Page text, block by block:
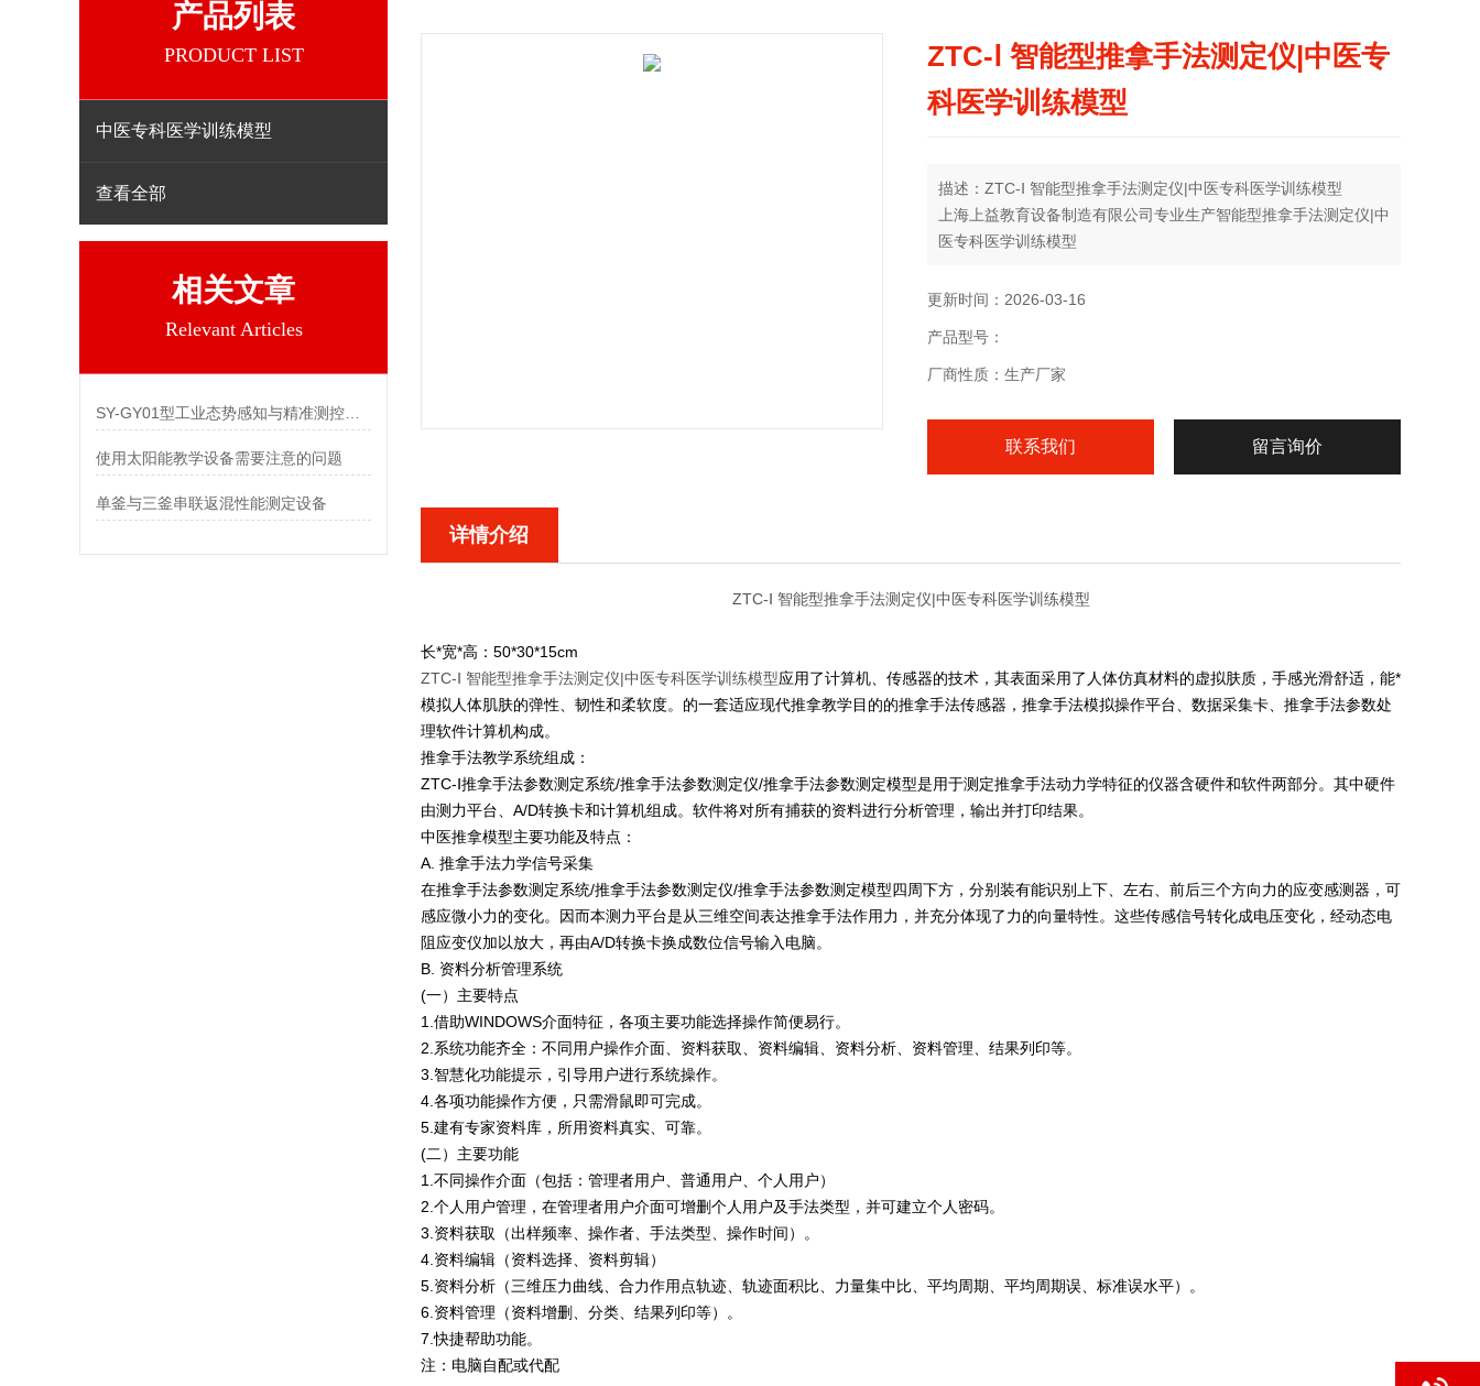
产品列表
PRODUCT LIST
中医专科医学训练模型
查看全部
相关文章
Relevant Articles
SY-GY01型工业态势感知与精准测控系统平台
使用太阳能教学设备需要注意的问题
单釜与三釜串联返混性能测定设备
ZTC-Ⅰ 智能型推拿手法测定仪|中医专
科医学训练模型
描述：ZTC-Ⅰ 智能型推拿手法测定仪|中医专科医学训练模型
上海上益教育设备制造有限公司专业生产智能型推拿手法测定仪|中
医专科医学训练模型
更新时间：2026-03-16
产品型号：
厂商性质：生产厂家
联系我们 留言询价
详情介绍
ZTC-Ⅰ 智能型推拿手法测定仪|中医专科医学训练模型
长*宽*高：50*30*15cm
ZTC-Ⅰ 智能型推拿手法测定仪|中医专科医学训练模型应用了计算机、传感器的技术，其表面采用了人体仿真材料的虚拟肤质，手感光滑舒适，能*
模拟人体肌肤的弹性、韧性和柔软度。的一套适应现代推拿教学目的的推拿手法传感器，推拿手法模拟操作平台、数据采集卡、推拿手法参数处
理软件计算机构成。
推拿手法教学系统组成：
ZTC-Ⅰ推拿手法参数测定系统/推拿手法参数测定仪/推拿手法参数测定模型是用于测定推拿手法动力学特征的仪器含硬件和软件两部分。其中硬件
由测力平台、A/D转换卡和计算机组成。软件将对所有捕获的资料进行分析管理，输出并打印结果。
中医推拿模型主要功能及特点：
A. 推拿手法力学信号采集
在推拿手法参数测定系统/推拿手法参数测定仪/推拿手法参数测定模型四周下方，分别装有能识别上下、左右、前后三个方向力的应变感测器，可
感应微小力的变化。因而本测力平台是从三维空间表达推拿手法作用力，并充分体现了力的向量特性。这些传感信号转化成电压变化，经动态电
阻应变仪加以放大，再由A/D转换卡换成数位信号输入电脑。
B. 资料分析管理系统
(一）主要特点
1.借助WINDOWS介面特征，各项主要功能选择操作简便易行。
2.系统功能齐全：不同用户操作介面、资料获取、资料编辑、资料分析、资料管理、结果列印等。
3.智慧化功能提示，引导用户进行系统操作。
4.各项功能操作方便，只需滑鼠即可完成。
5.建有专家资料库，所用资料真实、可靠。
(二）主要功能
1.不同操作介面（包括：管理者用户、普通用户、个人用户）
2.个人用户管理，在管理者用户介面可增删个人用户及手法类型，并可建立个人密码。
3.资料获取（出样频率、操作者、手法类型、操作时间）。
4.资料编辑（资料选择、资料剪辑）
5.资料分析（三维压力曲线、合力作用点轨迹、轨迹面积比、力量集中比、平均周期、平均周期误、标准误水平）。
6.资料管理（资料增删、分类、结果列印等）。
7.快捷帮助功能。
注：电脑自配或代配